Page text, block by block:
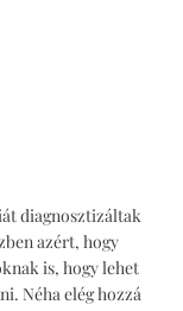
diagnosztizáltak
azért, hogy
is, hogy lehet
Néha elég hozzá